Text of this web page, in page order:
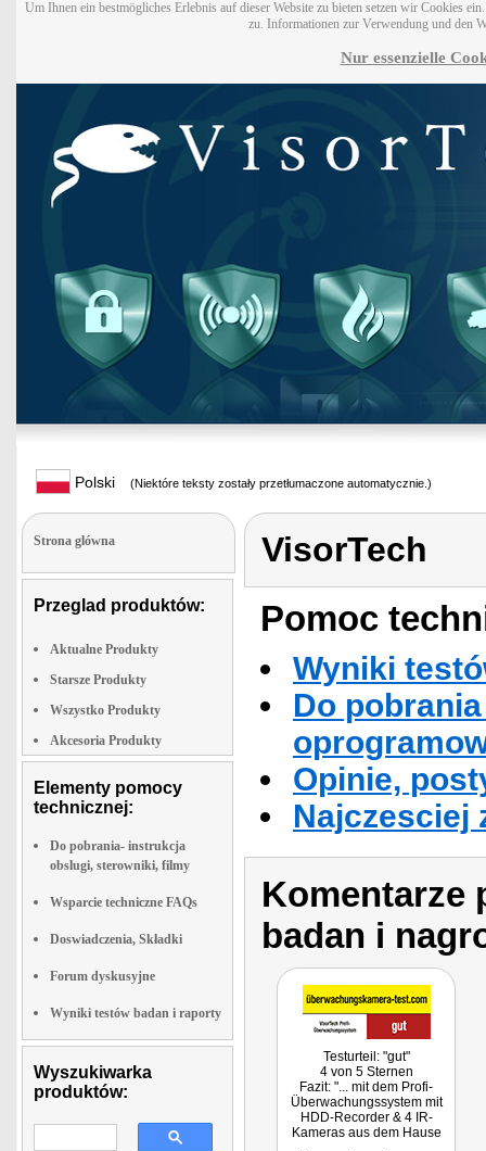
Um Ihnen ein bestmögliches Erlebnis auf dieser Website zu bieten setzen wir Cookies
zu. Informationen zur Verwendung und den
Nur essenzielle
Polski (Niektóre teksty zostały przetłumaczone automatycznie.)
Strona glówna
Przeglad produktów:
Aktualne Produkty
Starsze Produkty
Wszystko Produkty
Akcesoria Produkty
Elementy pomocy
technicznej:
Do pobrania- instrukcja
obslugi, sterowniki, filmy
Wsparcie techniczne FAQs
Doswiadczenia, Składki
Forum dyskusyjne
Wyniki testów badan i raporty
Wyszukiwarka
produktów:
VisorTech
Pomoc
Wyniki
Do
Opinie,
Najczesciej
Komentarze
badan i
Testurteil: "gut"
4 von 5 Sternen
Fazit: "... mit dem Profi-
Überwachungssystem mit
HDD-Recorder & 4 IR-
Kameras aus dem Hause